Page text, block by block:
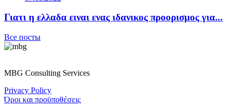
Γιατι η ελλαδα ειναι ενας ιδανικος προορισμος για...
Все посты
MBG Consulting Services
Privacy Policy
Όροι και προϋποθέσεις